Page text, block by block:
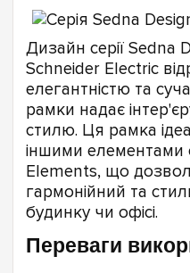
Дизайн серії Sedna
Schneider Electric
елегантністю та
рамки надає
стилю. Ця рамка
іншими елементами
Elements, що
гармонійний та
будинку чи офісі.
Переваги